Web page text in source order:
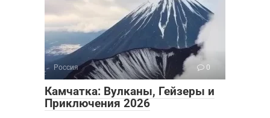
Россия 0
Камчатка: Вулканы, Гейзеры и
Приключения 2026